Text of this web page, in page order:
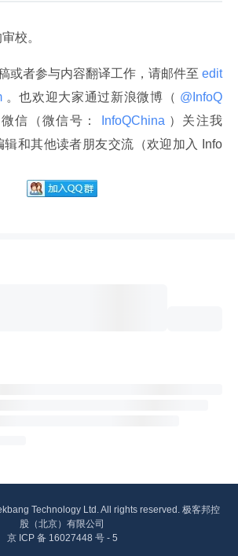
校。
或者参与内容翻译工作，请邮件至 edit
。也欢迎大家通过新浪微博（
信（微信号： InfoQChina ）关注我
辑和其他读者朋友交流（欢迎加入 Info
Technology Ltd. All rights reserved. 极客邦控
股（北京）有限公司
京 ICP 备 16027448 号 - 5